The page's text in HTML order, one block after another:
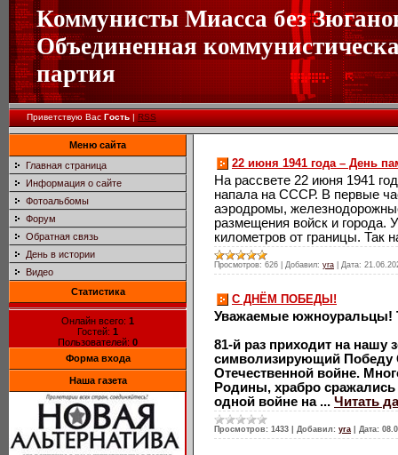
Коммунисты Миасса без
Объединенная
партия
Приветствую Вас Гость|RSS
Меню сайта
Главная страница
Информация о сайте
Фотоальбомы
Форум
Обратная связь
День в истории
Видео
Статистика
Онлайн всего: 1
Гостей: 1
Пользователей: 0
Форма входа
Наша газета
22 июня 1941 года – День
На рассвете 22 июня 1941
напала на СССР. В первые
аэродромы,
размещения войск и города.
километров от границы. Так
Просмотров: 626 Добавил: yra Дата:
С ДНЁМ ПОБЕДЫ!
Уважаемые южноуральцы!
81-й раз приходит на
символизирующий Победу
Отечественной войне.
Родины, храбро
одной войне на ... Читать
Просмотров: 1433 Добавил: yra Дата: